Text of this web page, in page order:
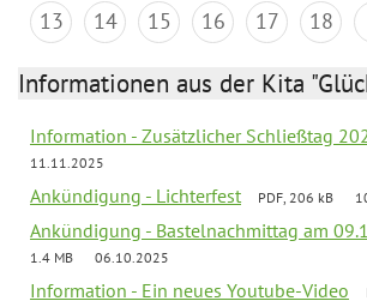
13
14 15 16 17 18
Informationen aus der Kita
Information - Zusätzlicher Schließtag
11.11.2025
Ankündigung - Lichterfest PDF, 206 kB
Ankündigung - Bastelnachmittag am
1.4 MB
06.10.2025
Information - Ein neues Youtube-Video